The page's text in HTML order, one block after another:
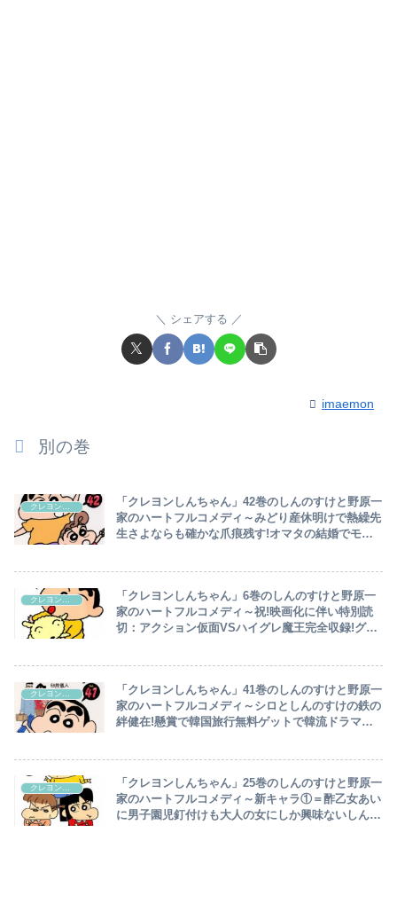
シェアする
imaemon
別の巻
クレヨンしんちゃん
「クレヨンしんちゃん」42巻のしんのすけと野原一
家のハートフルコメディ～みどり産休明けで熱繰先
生さよならも確かな爪痕残す!オマタの結婚でモロ
クレヨンしんちゃん
「クレヨンしんちゃん」6巻のしんのすけと野原一
家のハートフルコメディ～祝!映画化に伴い特別読
切：アクション仮面VSハイグレ魔王完全収録!グア
クレヨンしんちゃん
「クレヨンしんちゃん」41巻のしんのすけと野原一
家のハートフルコメディ～シロとしんのすけの鉄の
絆健在!懸賞で韓国旅行無料ゲットで韓流ドラマ聖
クレヨンしんちゃん
「クレヨンしんちゃん」25巻のしんのすけと野原一
家のハートフルコメディ～新キャラ①＝酢乙女あい
に男子園児釘付けも大人の女にしか興味ないしんち